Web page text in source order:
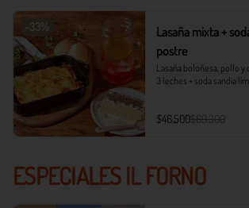
-33%
Lasaña mixta +
postre
Lasaña boloñesa, pollo
3 leches + soda sandía
$46.500$69.300
ESPECIALES IL FORNO